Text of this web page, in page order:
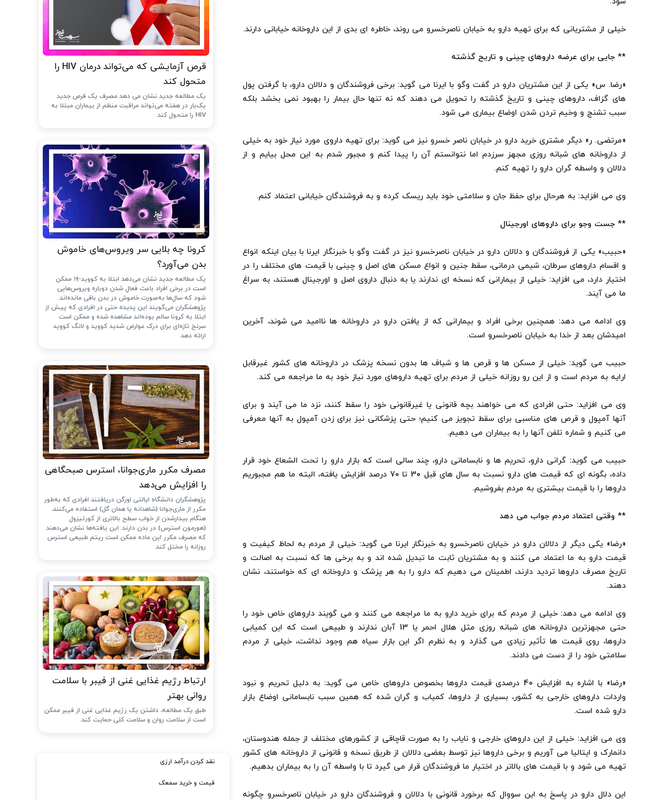
خیلی از مشتریانی که برای تهیه دارو به خیابان ناصرخسرو می روند، خاطره ای بدی از این داروخانه خیابانی دارند.
** جایی برای عرضه داروهای چینی و تاریح گذشته
«رضا. س» یکی از این مشتریان دارو در گفت وگو با ایرنا می گوید: برخی فروشندگان و دلالان دارو، با گرفتن پول
های گزاف، داروهای چینی و تاریخ گذشته را تحویل می دهند که نه تنها حال بیمار را بهبود نمی بخشد بلکه
سبب تشنج و وخیم تردن شدن اوضاع بیماری می شود.
«مرتضی. ر» دیگر مشتری خرید دارو در خیابان ناصر خسرو نیز می گوید: برای تهیه داروی مورد نیاز خود به خیلی
از داروخانه های شبانه روزی مجهز سرزدم اما نتوانستم آن را پیدا کنم و مجبور شدم به این محل بیایم و از
دلالان و واسطه گران دارو را تهیه کنم.
وی می افزاید: به هرحال برای حفظ جان و سلامتی خود باید ریسک کرده و به فروشندگان خیابانی اعتماد کنم.
** جست وجو برای داروهای اورجینال
«حبیب» یکی از فروشندگان و دلالان دارو در خیابان ناصرخسرو نیز در گفت وگو با خبرنگار ایرنا با بیان اینکه انواع
و اقسام داروهای سرطان، شیمی درمانی، سقط جنین و انواع مسکن های اصل و چینی با قیمت های مختلف را در
اختیار دارد، می افزاید: خیلی از بیمارانی که نسخه ای ندارند یا به دنبال داروی اصل و اورجینال هستند، به سراغ
ما می آیند.
وی ادامه می دهد: همچنین برخی افراد و بیمارانی که از یافتن دارو در داروخانه ها ناامید می شوند، آخرین
امیدشان بعد از خدا به خیابان ناصرخسرو است.
حبیب می گوید: خیلی از مسکن ها و قرص ها و شیاف ها بدون نسخه پزشک در داروخانه های کشور غیرقابل
ارایه به مردم است و از این رو روزانه خیلی از مردم برای تهیه داروهای مورد نیاز خود به ما مراجعه می کند.
وی می افزاید: حتی افرادی که می خواهند بچه قانونی یا غیرقانونی خود را سقط کنند، نزد ما می آیند و برای
آنها آمپول و قرص های مناسبی برای سقط تجویز می کنیم؛ حتی پزشکانی نیز برای زدن آمپول به آنها معرفی
می کنیم و شماره تلفن آنها را به بیماران می دهیم.
حبیب می گوید: گرانی دارو، تحریم ها و نابسامانی دارو، چند سالی است که بازار دارو را تحت الشعاع خود قرار
داده، بگونه ای که قیمت های دارو نسبت به سال های قبل 30 تا 70 درصد افزایش یافته، البته ما هم مجبوریم
داروها را با قیمت بیشتری به مردم بفروشیم.
** وقتی اعتماد مردم جواب می دهد
«رضا» یکی دیگر از دلالان دارو در خیابان ناصرخسرو به خبرنگار ایرنا می گوید: خیلی از مردم به لحاظ کیفیت و
قیمت دارو به ما اعتماد می کنند و به مشتریان ثابت ما تبدیل شده اند و به برخی ها که نسبت به اصالت و
تاریخ مصرف داروها تردید دارند، اطمینان می دهیم که دارو را به هر پزشک و داروخانه ای که خواستند، نشان
دهند.
وی ادامه می دهد: خیلی از مردم که برای خرید دارو به ما مراجعه می کنند و می گویند داروهای خاص خود را
حتی مجهزترین داروخانه های شبانه روزی مثل هلال احمر یا 13 آبان ندارند و طبیعی است که این کمیابی
داروها، روی قیمت ها تأثیر زیادی می گذارد و به نظرم اگر این بازار سیاه هم وجود نداشت، خیلی از مردم
سلامتی خود را از دست می دادند.
«رضا» با اشاره به افزایش 40 درصدی قیمت داروها بخصوص داروهای خاص می گوید: به دلیل تحریم و نبود
واردات داروهای خارجی به کشور، بسیاری از داروها، کمیاب و گران شده که همین سبب نابسامانی اوضاع بازار
دارو شده است.
وی می افزاید: خیلی از این داروهای خارجی و نایاب را به صورت قاچاقی از کشورهای مختلف از جمله هندوستان،
دانمارک و ایتالیا می آوریم و برخی داروها نیز توسط بعضی دلالان از طریق نسخه و قانونی از داروخانه های کشور
تهیه می شود و با قیمت های بالاتر در اختیار ما فروشندگان قرار می گیرد تا با واسطه آن را به بیماران بدهیم.
این دلال دارو در پاسخ به این سووال که برخورد قانونی با دلالان و فروشندگان دارو در خیابان ناصرخسرو چگونه
قرص آزمایشی که می‌تواند درمان HIV را
متحول کند
یک مطالعه جدید نشان می دهد مصرف یک قرص جدید
یک‌بار در هفته می‌تواند مراقبت منظم از بیماران مبتلا به
HIV را متحول کند.
کرونا چه بلایی سر ویروس‌های خاموش
بدن می‌آورد؟
یک مطالعه جدید نشان می‌دهد ابتلا به کووید-۱۹ ممکن
است در برخی افراد باعث فعال شدن دوباره ویروس‌هایی
شود که سال‌ها به‌صورت خاموش در بدن باقی مانده‌اند.
پژوهشگران می‌گویند این پدیده حتی در افرادی که پیش از
ابتلا به کرونا سالم بوده‌اند مشاهده شده و ممکن است
سرنخ تازه‌ای برای درک عوارض شدید کووید و لانگ کووید
ارائه دهد.
مصرف مکرر ماری‌جوانا، استرس صبحگاهی
را افزایش می‌دهد
پژوهشگران دانشگاه ایالتی اورگن دریافتند افرادی که به‌طور
مکرر از ماری‌جوانا (شاهدانه یا همان گل) استفاده می‌کنند،
هنگام بیدارشدن از خواب سطح بالاتری از کورتیزول
(هورمون استرس) در بدن دارند. این یافته‌ها نشان می‌دهند
که مصرف مکرر این ماده ممکن است ریتم طبیعی استرس
روزانه را مختل کند.
ارتباط رژیم غذایی غنی از فیبر با سلامت
روانی بهتر
طبق یک مطالعه، داشتن یک رژیم غذایی غنی از فیبر ممکن
است از سلامت روان و سلامت کلی حمایت کند.
نقد کردن درآمد ارزی
قیمت و خرید سمعک